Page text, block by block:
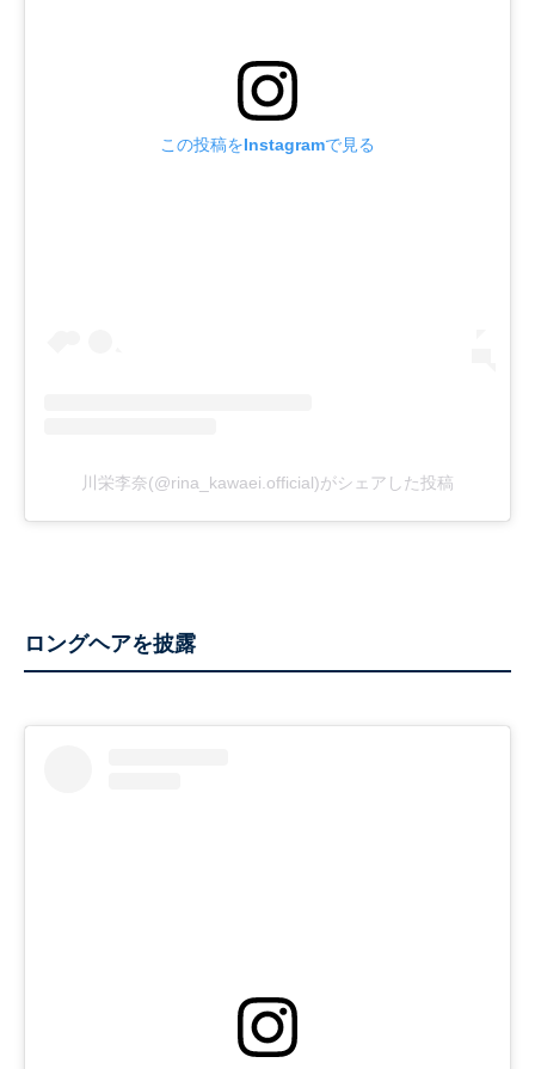
この投稿をInstagramで見る
川栄李奈(@rina_kawaei.official)がシェアした投稿
ロングヘアを披露